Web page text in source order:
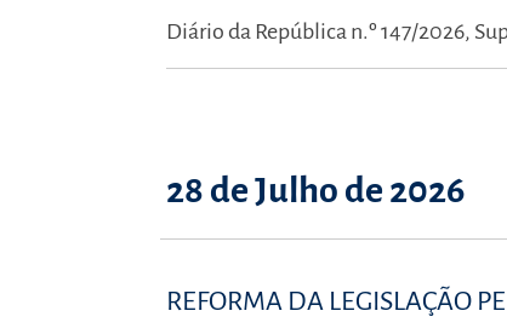
Diário da República n.º 147/2026,
28 de Julho de 2026
REFORMA DA LEGISLAÇÃO